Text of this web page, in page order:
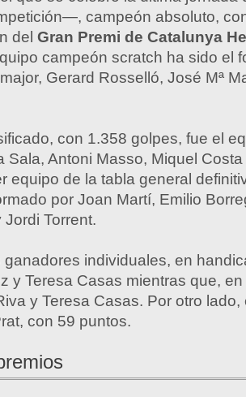
campeón absoluto,
del Gran Premi de Catalunya
campeón scratch ha sido el
Gerard Rosselló, José Mª
con 1.358 golpes, fue el
Sala, Antoni Masso, Miquel
equipo de la tabla general
por Joan Martí, Emilio
Torrent.
ganadores individuales, en
y Teresa Casas mientras que,
y Teresa Casas. Por otro
con 59 puntos.